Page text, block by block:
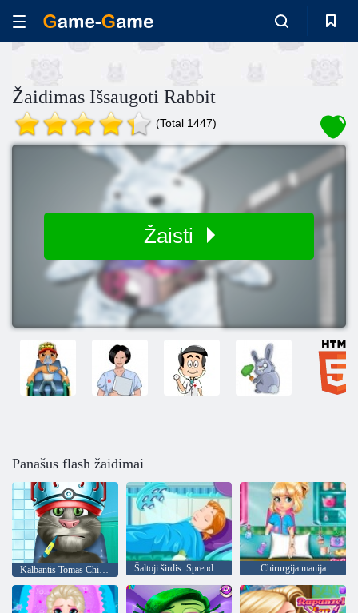
Žaidimas Išsaugoti Rabbit
(Total 1447)
Žaisti
Panašūs flash žaidimai
Kalbantis Tomas Chirurgas Šaltoji širdis: Sprendimas dėl Princess Anne vertus operacija Chirurgija manija